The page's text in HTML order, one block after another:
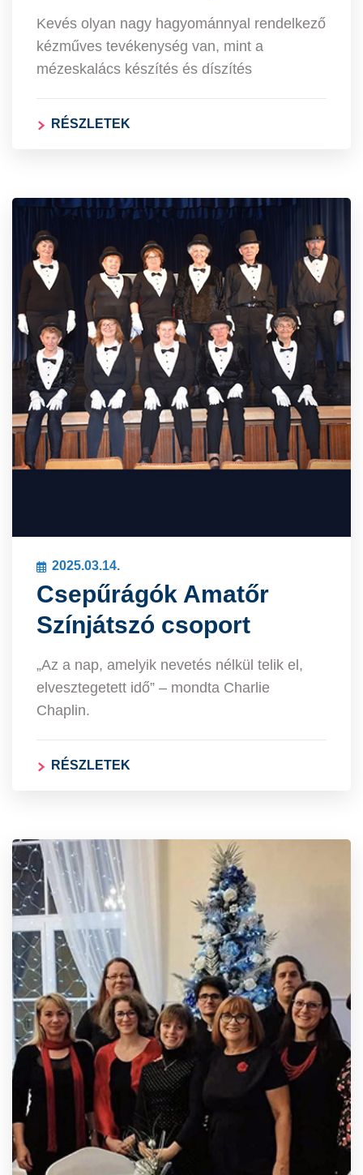
Kevés olyan nagy hagyománnyal rendelkező
kézműves tevékenység van, mint a
mézeskalács készítés és díszítés
RÉSZLETEK
2025.03.14.
Csepűrágók Amatőr
Színjátszó csoport
„Az a nap, amelyik nevetés nélkül telik el,
elvesztegetett idő” – mondta Charlie
Chaplin.
RÉSZLETEK